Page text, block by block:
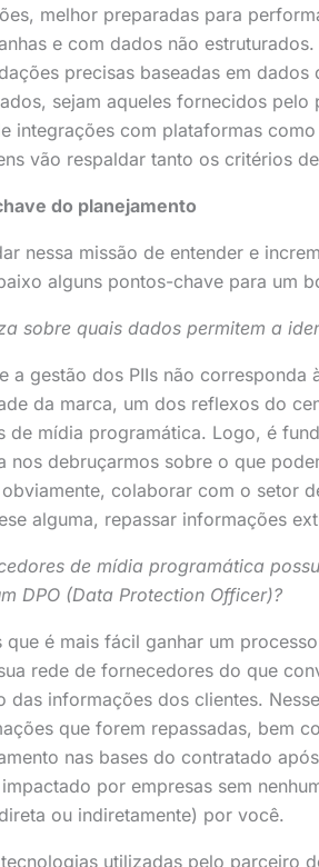
melhor preparadas para
e com dados não
precisas baseadas em
sejam aqueles fornecidos
integrações com plataformas
vão respaldar tanto os critérios
do planejamento
nessa missão de entender e
alguns pontos-chave para um
sobre quais dados permitem a
a gestão dos PIIs não
da marca, um dos reflexos do
de mídia programática. Logo, é
nos debruçarmos sobre o que
colaborar com o setor
alguma, repassar informações
de mídia programática
DPO (Data Protection Officer)?
que é mais fácil ganhar um
rede de fornecedores do que
das informações dos clientes.
que forem repassadas, bem
nas bases do contratado
por empresas sem
ou indiretamente) por você.
utilizadas pelo parceiro